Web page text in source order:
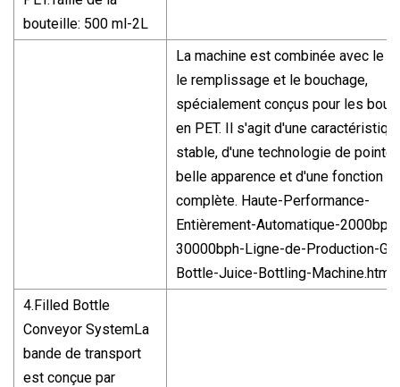
bouteille: 500 ml-2L
La machine est combinée avec le
le remplissage et le bouchage,
spécialement conçus pour les
en PET. Il s'agit d'une
stable, d'une technologie de pointe,
belle apparence et d'une fonction
complète. Haute-Performance-
Entièrement-Automatique-2000bph-
30000bph-Ligne-de-Production-
Bottle-Juice-Bottling-Machine.html
4.Filled Bottle
Conveyor SystemLa
bande de transport
est conçue par